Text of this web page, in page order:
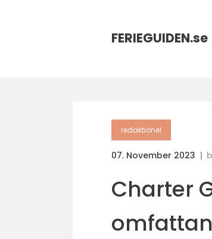
FERIEGUIDEN.se
redaktionel
07. November 2023
Charter